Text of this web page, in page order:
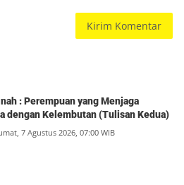
: Perempuan yang Menjaga
dengan Kelembutan (Tulisan Kedua)
7 Agustus 2026, 07:00 WIB